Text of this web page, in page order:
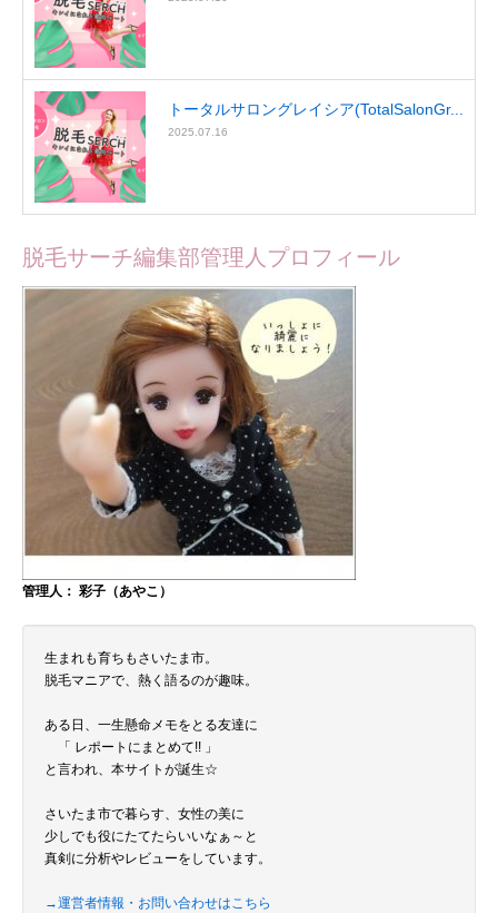
トータルサロングレイシア(TotalSalonGr...
2025.07.16
脱毛サーチ編集部管理人プロフィール
管理人： 彩子（あやこ）
生まれも育ちもさいたま市。
脱毛マニアで、熱く語るのが趣味。
ある日、一生懸命メモをとる友達に
「 レポートにまとめて!! 」
と言われ、本サイトが誕生☆
さいたま市で暮らす、女性の美に
少しでも役にたてたらいいなぁ～と
真剣に分析やレビューをしています。
→運営者情報・お問い合わせはこちら